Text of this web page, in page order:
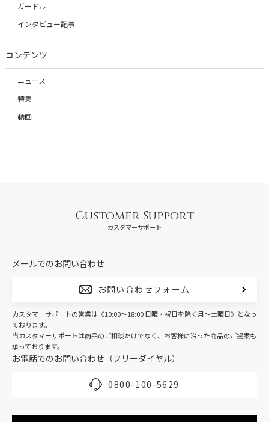
ガードル
インタビュー記事
コンテンツ
ニュース
特集
動画
Customer Support
カスタマーサポート
メールでのお問い合わせ
お問い合わせフォーム
カスタマーサポートの営業は《10:00～18:00 日曜・祝日を除く月～土曜日》となっ
ております。
当カスタマーサポートは商品のご相談だけでなく、お客様に沿った商品のご提案も
承っております。
お電話でのお問い合わせ（フリーダイヤル）
0800-100-5629